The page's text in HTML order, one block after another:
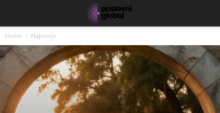
Home Najnovije